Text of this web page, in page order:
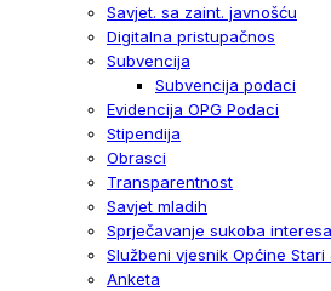
Savjet. sa zaint. javnošću
Digitalna pristupačnos
Subvencija
Subvencija podaci
Evidencija OPG Podaci
Stipendija
Obrasci
Transparentnost
Savjet mladih
Sprječavanje sukoba interesa
Službeni vjesnik Općine Stari
Anketa